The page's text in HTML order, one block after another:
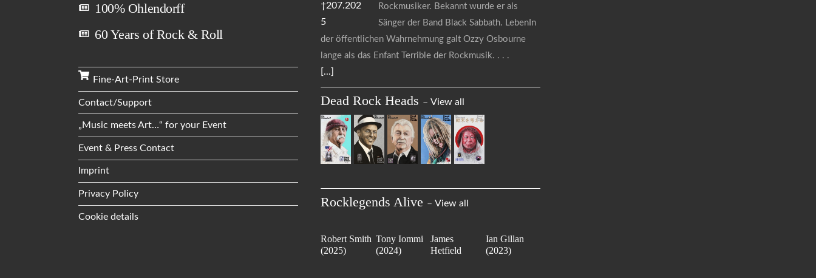
100% Ohlendorff
60 Years of Rock & Roll
Fine-Art-Print Store
Contact/Support
„Music meets Art…“ for your Event
Event & Press Contact
Imprint
Privacy Policy
Cookie details
Rockmusiker. Bekannt wurde er als
Sänger der Band Black Sabbath. LebenIn
der öffentlichen Wahrnehmung galt Ozzy Osbourne
lange als das Enfant Terrible der Rockmusik.
[...]
Dead Rock Heads –View all
Rocklegends Alive –View all
Robert Smith
(2025)
Tony Iommi
(2024)
James
Hetfield
Ian Gillan
(2023)